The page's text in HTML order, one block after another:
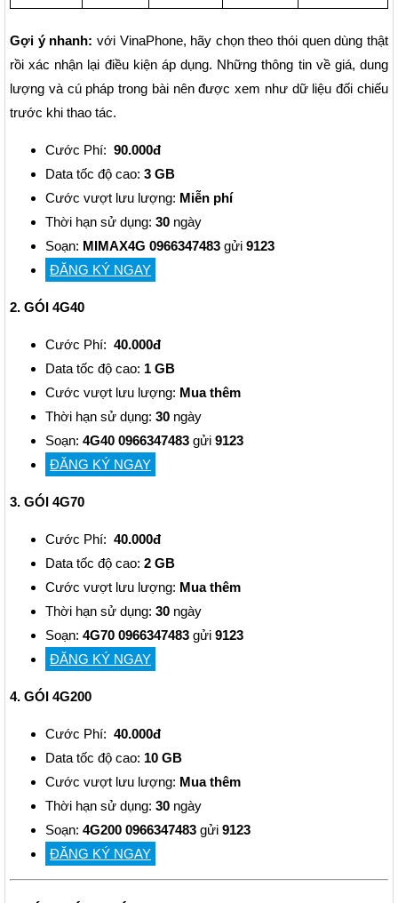
Gợi ý nhanh: với VinaPhone, hãy chọn theo thói quen dùng thật
rồi xác nhận lại điều kiện áp dụng. Những thông tin về giá, dung
lượng và cú pháp trong bài nên được xem như dữ liệu đối chiếu
trước khi thao tác.
Cước Phí: 90.000đ
Data tốc độ cao: 3 GB
Cước vượt lưu lượng: Miễn phí
Thời hạn sử dụng: 30 ngày
Soạn: MIMAX4G 0966347483 gửi 9123
ĐĂNG KÝ NGAY
2. GÓI 4G40
Cước Phí: 40.000đ
Data tốc độ cao: 1 GB
Cước vượt lưu lượng: Mua thêm
Thời hạn sử dụng: 30 ngày
Soạn: 4G40 0966347483 gửi 9123
ĐĂNG KÝ NGAY
3. GÓI 4G70
Cước Phí: 40.000đ
Data tốc độ cao: 2 GB
Cước vượt lưu lượng: Mua thêm
Thời hạn sử dụng: 30 ngày
Soạn: 4G70 0966347483 gửi 9123
ĐĂNG KÝ NGAY
4. GÓI 4G200
Cước Phí: 40.000đ
Data tốc độ cao: 10 GB
Cước vượt lưu lượng: Mua thêm
Thời hạn sử dụng: 30 ngày
Soạn: 4G200 0966347483 gửi 9123
ĐĂNG KÝ NGAY